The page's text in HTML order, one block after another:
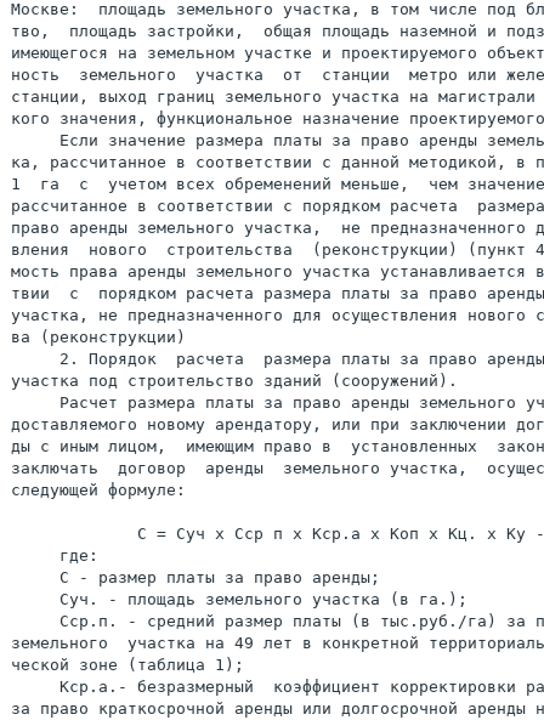
Москве:  площадь земельного участка, в том числе под
тво,  площадь застройки,  общая площадь наземной и
имеющегося на земельном участке и проектируемого
ность  земельного  участка  от  станции  метро или
станции, выход границ земельного участка на магистрали
кого значения, функциональное назначение
Если значение размера платы за право аренды
ка, рассчитанное в соответствии с данной методикой, в
1  га  с  учетом всех обременений меньше,  чем
рассчитанное в соответствии с порядком расчета
право аренды земельного участка,  не предназначенного
мость права аренды земельного участка устанавливается
твии  с  порядком расчета размера платы за право
участка, не предназначенного для осуществления нового
ва (реконструкции)
2. Порядок  расчета  размера платы за право
участка под строительство зданий (сооружений).
Расчет размера платы за право аренды земельного
доставляемого новому арендатору, или при заключении
ды с иным лицом,  имеющим право в  установленных
заключать  договор  аренды  земельного участка,
следующей формуле:
C = Суч х Сср п х Кср.а х Коп х Кц. х Ку
     где:
     С - размер платы за право аренды;
     Суч. - площадь земельного участка (в га.);
Сср.п. - средний размер платы (в тыс.руб./га) за
земельного  участка на 49 лет в конкретной
ческой зоне (таблица 1);
Кср.а.- безразмерный  коэффициент корректировки
за право краткосрочной аренды или долгосрочной